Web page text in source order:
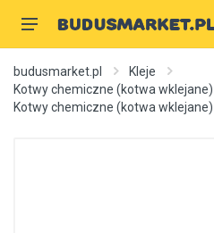
budusmarket.pl
Kleje
Kotwy chemiczne (kotwa wklejane)
Kotwy chemiczne (kotwa